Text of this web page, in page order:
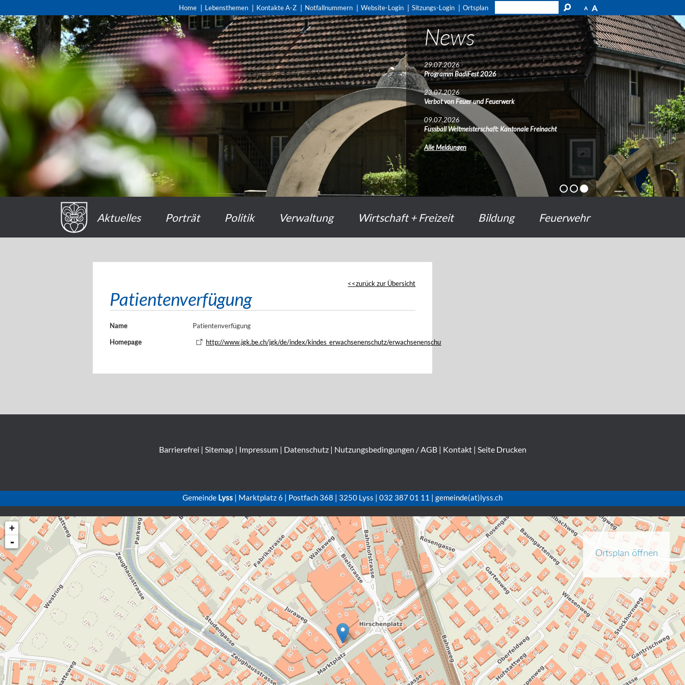
A A
Home Lebensthemen Kontakte A-Z Notfallnummern Website-Login Sitzungs-Login Ortsplan
News
29.07.2026
Programm BadiFest 2026
23.07.2026
Verbot von Feuer und Feuerwerk
09.07.2026
Fussball Weltmeisterschaft: Kantonale Freinacht
Alle Meldungen
Aktuelles Porträt Politik Verwaltung Wirtschaft + Freizeit Bildung Feuerwehr
zurück zur Übersicht
Patientenverfügung
Name
Patientenverfügung
Homepage
http://www.jgk.be.ch/jgk/de/index/kindes_erwachsenenschutz/erwachsenenschutz/patientenverfuegung.html
Barrierefrei | Sitemap| Impressum| Datenschutz| Nutzungsbedingungen / AGB| Kontakt| Seite Drucken
Gemeinde Lyss | Marktplatz 6 | Postfach 368 | 3250 Lyss | 032 387 01 11 | gemeinde(at)lyss.ch